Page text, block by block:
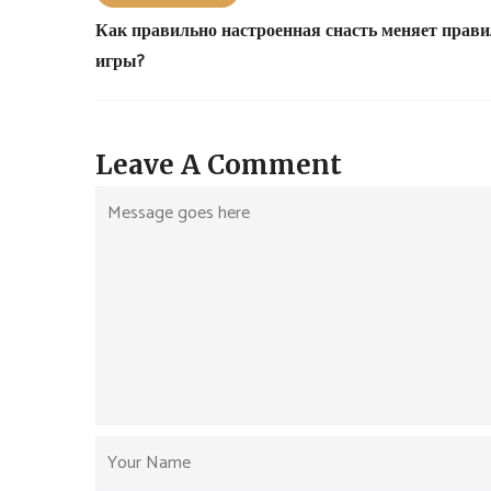
Как правильно настроенная снасть меняет
игры?
Leave A Comment